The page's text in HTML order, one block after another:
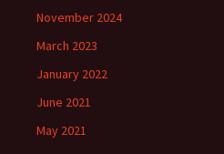
November 2024
March 2023
January 2022
June 2021
May 2021